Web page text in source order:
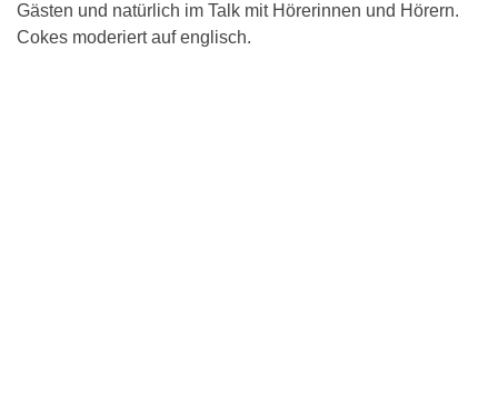
Gästen und natürlich im Talk mit Hörerinnen und Hörern.
Cokes moderiert auf englisch.